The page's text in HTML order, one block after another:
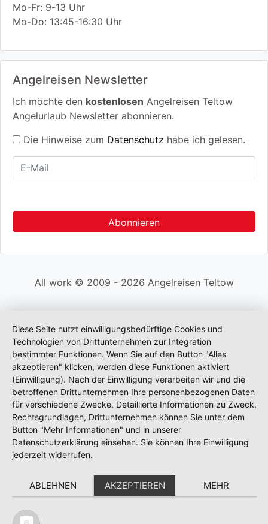
Mo-Fr: 9-13 Uhr
Mo-Do: 13:45-16:30 Uhr
Angelreisen Newsletter
Ich möchte den kostenlosen Angelreisen Teltow
Angelurlaub Newsletter abonnieren.
Die Hinweise zum Datenschutz habe ich gelesen.
All work © 2009 - 2026 Angelreisen Teltow
Diese Seite nutzt einwilligungsbedürftige Cookies und
Technologien von Drittunternehmen zur Integration
bestimmter Funktionen. Wenn Sie auf den Button "Alles
akzeptieren" klicken, werden diese Funktionen aktiviert
(Einwilligung). Nach der Einwilligung verarbeiten wir und die
betroffenen Drittunternehmen Ihre personenbezogenen Daten
für verschiedene Zwecke. Detaillierte Informationen zu Zweck,
Rechtsgrundlagen, Drittunternehmen können Sie unter dem
Button "Mehr Informationen" und in unserer
Datenschutzerklärung einsehen. Sie können Ihre Einwilligung
jederzeit widerrufen.
ABLEHNEN AKZEPTIEREN MEHR